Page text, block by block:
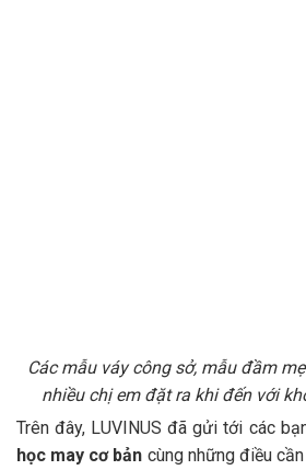
Các mẫu váy công sở, mẫu đầm
nhiều chị em đặt ra khi đến với
Trên đây, LUVINUS đã gửi tới các
học may cơ bản cùng những điều